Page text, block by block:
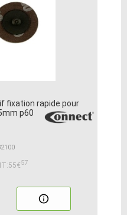
fixation rapide pour
p60
57